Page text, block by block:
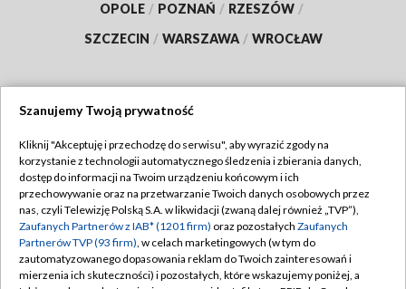
OPOLE / POZNAŃ / RZESZÓW /
SZCZECIN / WARSZAWA / WROCŁAW
TVP
Abonament TVP
Emisja w TVP
Centrum informacji TVP
Naziemna Telewizja Cyfrowa
Regulamin TVP
Polityka prywatności
Moje zgody
Szanujemy Twoją prywatność
Kliknij "Akceptuję i przechodzę do serwisu", aby wyrazić zgody na
korzystanie z technologii automatycznego śledzenia i zbierania danych,
dostęp do informacji na Twoim urządzeniu końcowym i ich
przechowywanie oraz na przetwarzanie Twoich danych osobowych przez
nas, czyli Telewizję Polską S.A. w likwidacji (zwaną dalej również „TVP”),
Zaufanych Partnerów z IAB* (1201 firm) oraz pozostałych Zaufanych
Partnerów TVP (93 firm), w celach marketingowych (w tym do
zautomatyzowanego dopasowania reklam do Twoich zainteresowań i
mierzenia ich skuteczności) i pozostałych, które wskazujemy poniżej, a